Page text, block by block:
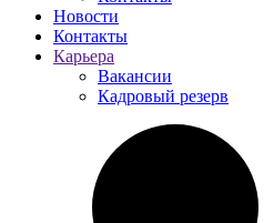
Новости
Контакты
Карьера
Вакансии
Кадровый резерв